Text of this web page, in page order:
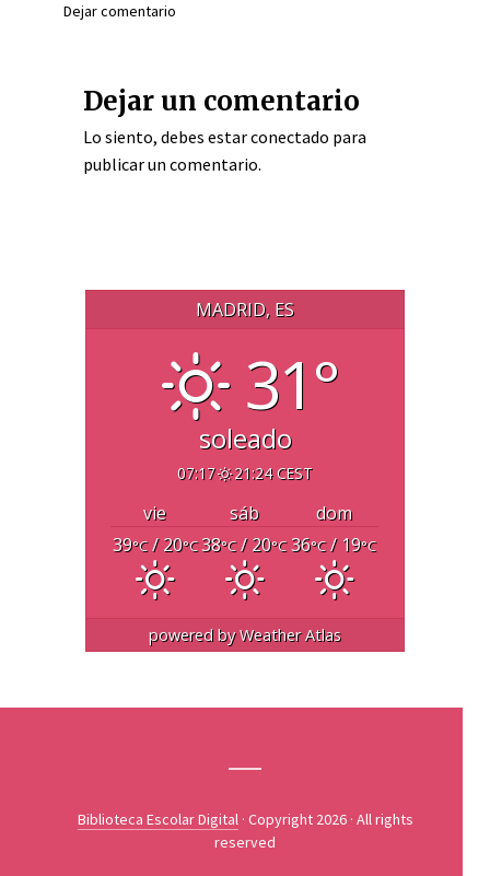
Dejar comentario
Dejar un comentario
Lo siento, debes estarconectado para
publicar un comentario.
MADRID, ES
31°
soleado
07:17 21:24 CEST
vie sáb
dom
39°C/ 20°C38°C/ 20°C 36°C/ 19°C
powered byWeather Atlas
Biblioteca Escolar Digital · Copyright 2026 · All rights
reserved